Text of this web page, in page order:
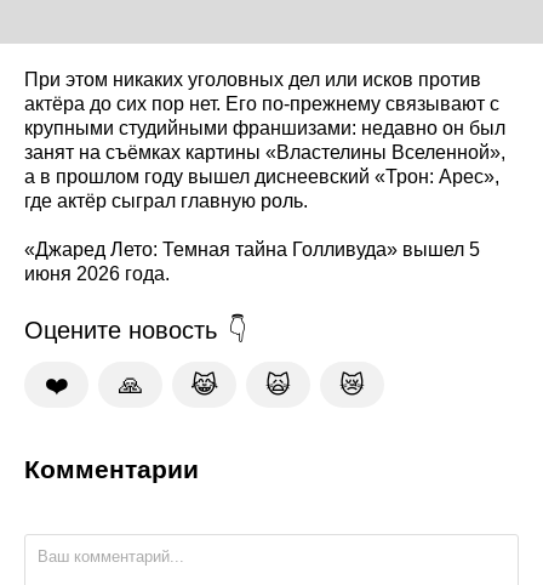
При этом никаких уголовных дел или исков против
актёра до сих пор нет. Его по-прежнему связывают с
крупными студийными франшизами: недавно он был
занят на съёмках картины «Властелины Вселенной»,
а в прошлом году вышел диснеевский «Трон: Арес»,
где актёр сыграл главную роль.
«Джаред Лето: Темная тайна Голливуда» вышел 5
июня 2026 года.
Оцените новость
❤️ 🙏 😹 🙀 😿
Комментарии